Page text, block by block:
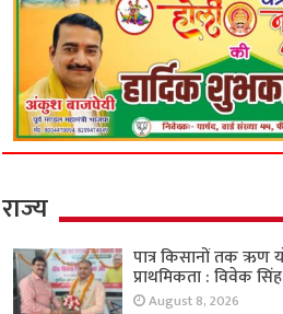
राज्य
पात्र किसानों तक ऋण
प्राथमिकता : विवेक
August 8, 2026